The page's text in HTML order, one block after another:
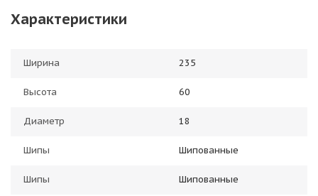
Характеристики
Ширина 235
Высота 60
Диаметр 18
Шипы Шипованные
Шипы Шипованные